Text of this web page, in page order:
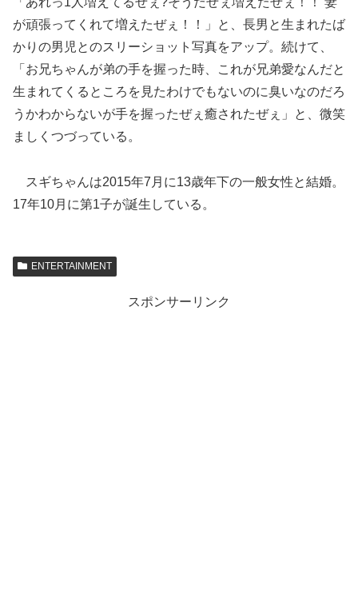
が頑張ってくれて増えたぜぇ！！」と、長男と生まれたば
かりの男児とのスリーショット写真をアップ。続けて、
「お兄ちゃんが弟の手を握った時、これが兄弟愛なんだと
生まれてくるところを見たわけでもないのに臭いなのだろ
うかわからないが手を握ったぜぇ癒されたぜぇ」と、微笑
ましくつづっている。
スギちゃんは2015年7月に13歳年下の一般女性と結婚。
17年10月に第1子が誕生している。
ENTERTAINMENT
スポンサーリンク